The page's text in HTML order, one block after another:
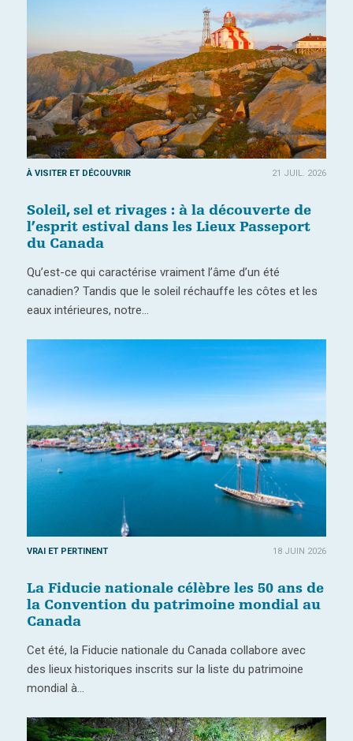
À VISITER ET DÉCOUVRIR 21 JUIL. 2026
Soleil, sel et rivages : à la découverte de
l’esprit estival dans les Lieux Passeport
du Canada
Qu’est-ce qui caractérise vraiment l’âme d’un été
canadien? Tandis que le soleil réchauffe les côtes et les
eaux intérieures, notre…
VRAI ET PERTINENT 18 JUIN 2026
La Fiducie nationale célèbre les 50 ans de
la Convention du patrimoine mondial au
Canada
Cet été, la Fiducie nationale du Canada collabore avec
des lieux historiques inscrits sur la liste du patrimoine
mondial à…